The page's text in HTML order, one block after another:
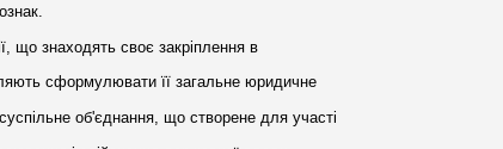
що знаходять своє закріплення в
сформулювати її загальне юридичне
об'єднання, що створене для участі